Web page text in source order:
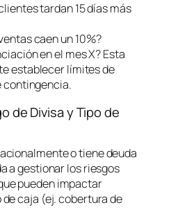
tardan 15 días más
caen un 10%?
en el mes X? Esta
establecer límites de
contingencia.
de Divisa y Tipo de
o tiene deuda
a gestionar los riesgos
pueden impactar
caja (ej. cobertura de